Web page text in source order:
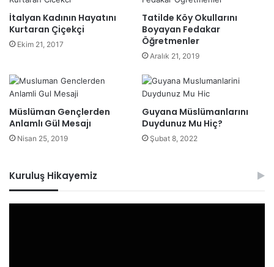
İtalyan Kadının Hayatını
Kurtaran Çiçekçi
Ekim 21, 2017
Tatilde Köy Okullarını
Boyayan Fedakar
Öğretmenler
Aralık 21, 2019
Müslüman Gençlerden
Anlamlı Gül Mesajı
Nisan 25, 2019
Guyana Müslümanlarını
Duydunuz Mu Hiç?
Şubat 8, 2022
Kuruluş Hikayemiz